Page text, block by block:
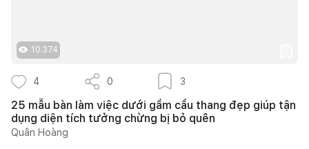
10.374
4 0 3
25 mẫu bàn làm việc dưới gầm cầu thang đẹp giúp tận
dụng diện tích tưởng chừng bị bỏ quên
Quân Hoàng